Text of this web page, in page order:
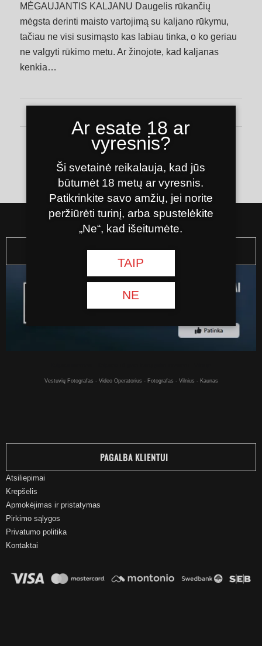
MĖGAUJANTIS KALJANU Daugelis rūkančių
mėgsta derinti maisto vartojimą su kaljano rūkymu,
tačiau ne visi susimąsto kas labiau tinka, o ko geriau
ne valgyti rūkimo metu. Ar žinojote, kad kaljanas
kenkia…
FACEBOOK
Vestuvių Fotografas - Video Operatorius - Fotografas - Vilnius - Kaunas
PAGALBA KLIENTUI
Atsiliepimai
Krepšelis
Apmokėjimas ir pristatymas
Pirkimo sąlygos
Privatumo politika
Kontaktai
Ar esate 18 ar
vyresnis?
Ši svetainė reikalauja, kad jūs
būtumėt 18 metų ar vyresnis.
Patikrinkite savo amžių, jei norite
peržiūrėti turinį, arba spustelėkite
„Ne“, kad išeitumėte.
TAIP
NE